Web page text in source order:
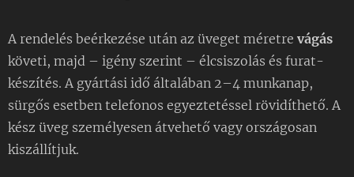
A rendelés beérkezése után az üveget méretre vágás
követi, majd – igény szerint – élcsiszolás és furat­
készítés. A gyártási idő általában 2–4 munkanap,
sürgős esetben telefonos egyeztetéssel rövidíthető. A
kész üveg személyesen átvehető vagy országosan
kiszállítjuk.